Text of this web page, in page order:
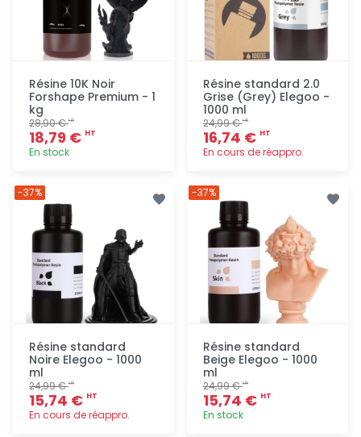
Résine 10K Noir
Forshape Premium - 1
kg
28,90 €HT
18,79 € HT
En stock
Résine standard 2.0
Grise (Grey) Elegoo -
1000 ml
24,99 €HT
16,74 € HT
En cours de réappro.
Résine standard
Noire Elegoo - 1000
ml
24,99 €HT
15,74 € HT
En cours de réappro.
-37%
Résine standard
Beige Elegoo - 1000
ml
24,99 €HT
15,74 € HT
En stock
-37%